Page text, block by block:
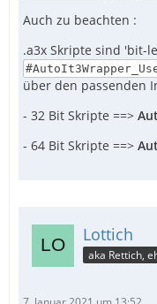
Auch zu beachten :
.a3x Skripte sind 'bit-
über den passenden
- 32 Bit Skripte ==>
- 64 Bit Skripte ==>
Lottich